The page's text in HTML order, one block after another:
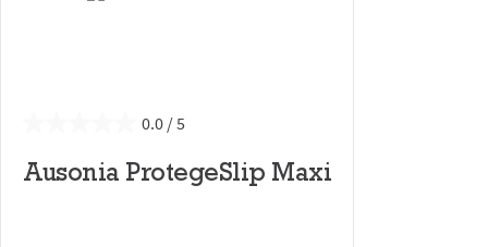
0.0
Ausonia ProtegeSlip Maxi